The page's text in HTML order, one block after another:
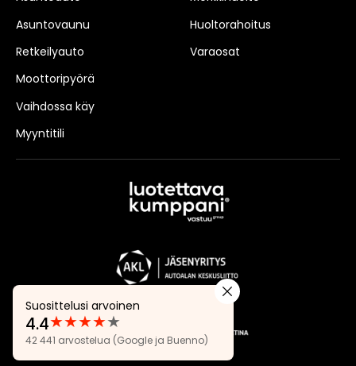
Suosittelusi arvoinen
Arvostelut:
4.4
★★★★★
4.4
42 441 arvostelua (Google ja Buenno)
Asuntovaunu
Retkeilyauto
Moottoripyörä
Vaihdossa käy
Myyntitili
Huoltorahoitus
Varaosat